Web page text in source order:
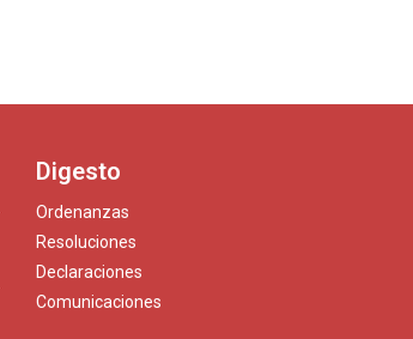
Digesto
Ordenanzas
Resoluciones
Declaraciones
Comunicaciones